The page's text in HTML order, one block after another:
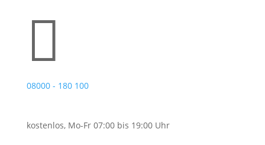

08000 - 180 100
kostenlos, Mo-Fr 07:00 bis 19:00 Uhr